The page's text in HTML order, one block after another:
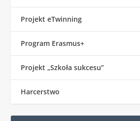
Projekt eTwinning
Program Erasmus+
Projekt „Szkoła sukcesu”
Harcerstwo